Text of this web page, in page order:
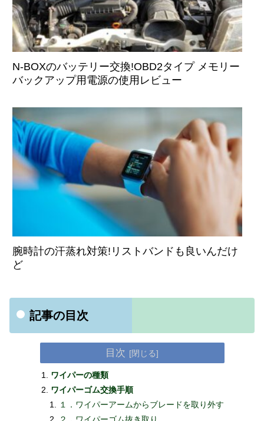
N-BOXのバッテリー交換!OBD2タイプ メモリー
バックアップ用電源の使用レビュー
腕時計の汗蒸れ対策!リストバンドも良いんだけ
ど
記事の目次
目次
ワイパーの種類
ワイパーゴム交換手順
１．ワイパーアームからブレードを取り外す